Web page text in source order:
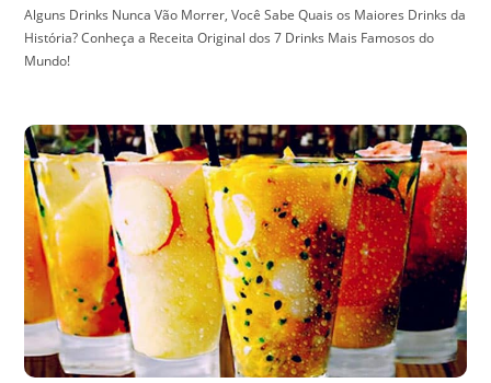
Alguns Drinks Nunca Vão Morrer, Você Sabe Quais os Maiores Drinks da
História? Conheça a Receita Original dos 7 Drinks Mais Famosos do
Mundo!